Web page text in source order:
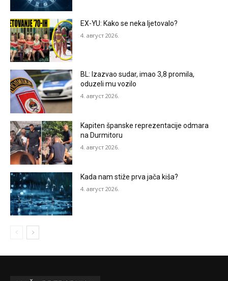
EX-YU: Kako se neka ljetovalo?
4. август 2026.
BL: Izazvao sudar, imao 3,8 promila,
oduzeli mu vozilo
4. август 2026.
Kapiten španske reprezentacije odmara
na Durmitoru
4. август 2026.
Kada nam stiže prva jača kiša?
4. август 2026.